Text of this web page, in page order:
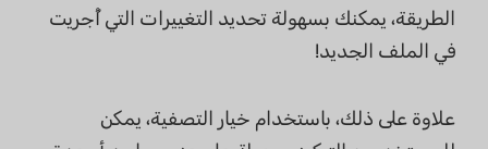
الطريقة، يمكنك بسهولة تحديد التغييرات التي أُجريت
في الملف الجديد!
علاوة على ذلك، باستخدام خيار التصفية، يمكن